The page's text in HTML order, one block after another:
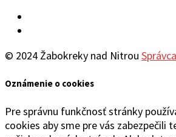
© 2024 Žabokreky nad Nitrou
Oznámenie o cookies
Pre správnu funkčnosť stránky
cookies aby sme pre vás zabezpečili